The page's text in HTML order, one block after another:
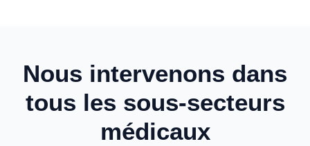
Nous intervenons dans
tous les sous-secteurs
médicaux